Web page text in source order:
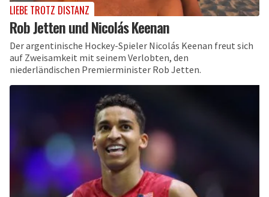
LIEBE TROTZ DISTANZ
Rob Jetten und Nicolás Keenan
Der argentinische Hockey-Spieler Nicolás Keenan freut sich
auf Zweisamkeit mit seinem Verlobten, den
niederländischen Premierminister Rob Jetten.